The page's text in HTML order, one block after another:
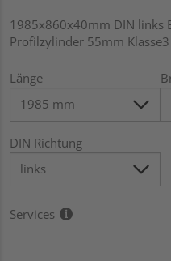
1985x860x40mm DIN links
Profilzylinder 55mm Klasse3
Länge
DIN Richtung
Services